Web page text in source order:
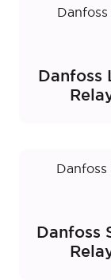
Danfoss
Danfoss